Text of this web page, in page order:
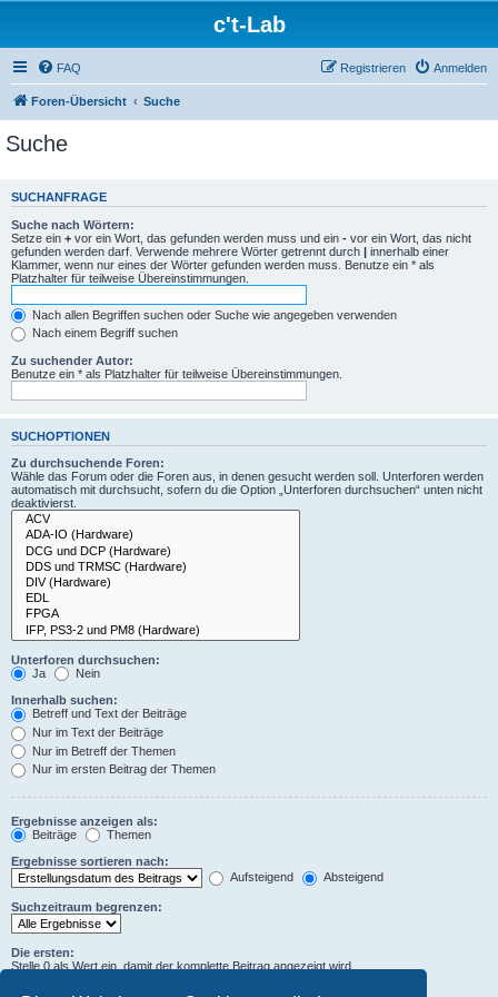
c't-Lab
FAQ Anmelden
Registrieren
Foren-Übersicht Suche
Suche
SUCHANFRAGE
Suche nach Wörtern:
Setze ein + vor ein Wort, das gefunden werden muss und ein - vor ein Wort, das nicht
gefunden werden darf. Verwende mehrere Wörter getrennt durch | innerhalb einer
Klammer, wenn nur eines der Wörter gefunden werden muss. Benutze ein * als
Platzhalter für teilweise Übereinstimmungen.
Nach allen Begriffen suchen oder Suche wie angegeben verwenden
Nach einem Begriff suchen
Zu suchender Autor:
Benutze ein * als Platzhalter für teilweise Übereinstimmungen.
SUCHOPTIONEN
Zu durchsuchende Foren:
Wähle das Forum oder die Foren aus, in denen gesucht werden soll. Unterforen werden
automatisch mit durchsucht, sofern du die Option „Unterforen durchsuchen“ unten nicht
deaktivierst.
Unterforen durchsuchen:
Ja
Nein
Innerhalb suchen:
Betreff und Text der Beiträge
Nur im Text der Beiträge
Nur im Betreff der Themen
Nur im ersten Beitrag der Themen
Ergebnisse anzeigen als:
Beiträge
Themen
Ergebnisse sortieren nach:
Aufsteigend
Absteigend
Suchzeitraum begrenzen:
Die ersten:
Stelle 0 als Wert ein, damit der komplette Beitrag angezeigt wird.